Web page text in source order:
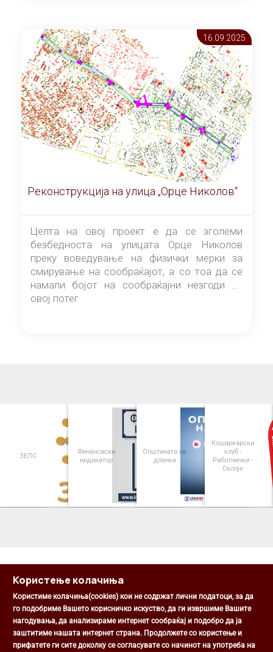
16.09 2025
Реконструкција на улица „Орце Николов“
Целта на овој проект е да се зголеми
безбедноста на улицата Орце Николов
преку воведување на физички мерки за
смирување на сообраќајот, а со тоа да се
намали бојот на сообраќајни незгоди на
овој потег
ЗЕЛС
Финансиски
индикатор
Општината на
дланка
Кошаркарски
клуб -
Работнички -
Скопје
Општина Центар
Михаил Цоков бр. 1, Скопје
Користење колачиња
Користиме колачиња(cookies) кои не содржат лични податоци, за да
го подобриме Вашето корисничко искуство, да ги извршиме Вашите
нагодувања, да анализираме интернет сообраќај и подобро да ја
заштитиме нашата интернет страна. Продолжете со користење и
прифатете ги сите доколку се согласувате со начинот на употреба на